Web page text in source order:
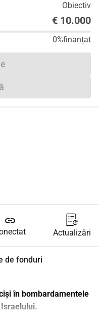
Obiectiv
€ 10.000
0%finanțat
link
Actualizări
de fonduri
în bombardamentele